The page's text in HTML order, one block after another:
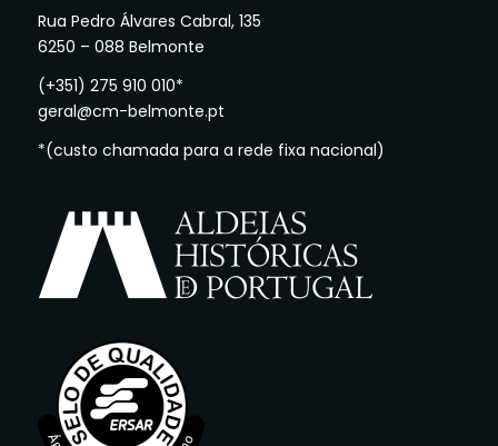
Rua Pedro Álvares Cabral, 135
6250 – 088 Belmonte
(+351) 275 910 010*
geral@cm-belmonte.pt
*(custo chamada para a rede fixa nacional)